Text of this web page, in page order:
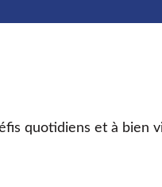
quotidiens et à bien